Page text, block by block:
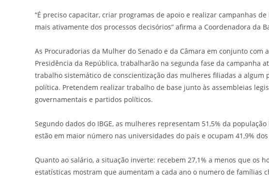
“É preciso capacitar, criar programas de apoio e realizar campanhas
mais ativamente dos processos decisórios” afirma a Coordenadora da
As Procuradorias da Mulher do Senado e da Câmara em conjunto com
Presidência da República, trabalharão na segunda fase da campanha
trabalho sistemático de conscientização das mulheres filiadas a
política. Pretendem realizar trabalho de base junto às assembleias
governamentais e partidos políticos.
Segundo dados do IBGE, as mulheres representam 51,5% da
estão em maior número nas universidades do país e ocupam 41,9%
Quanto ao salário, a situação inverte: recebem 27,1% a menos que os
estatísticas mostram que aumentam a cada ano o numero de famílias